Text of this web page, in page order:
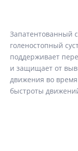
Запатентованный
голеностопный
поддерживает
и защищает от
движения во
быстроты